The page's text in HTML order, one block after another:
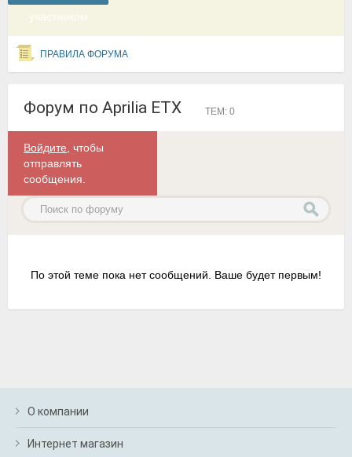
участником
ПРАВИЛА ФОРУМА
Форум по Aprilia ETX ТЕМ: 0
Войдите , чтобы
отправлять
сообщения.
По этой теме пока нет сообщений. Ваше будет первым!
О компании
Интернет магазин